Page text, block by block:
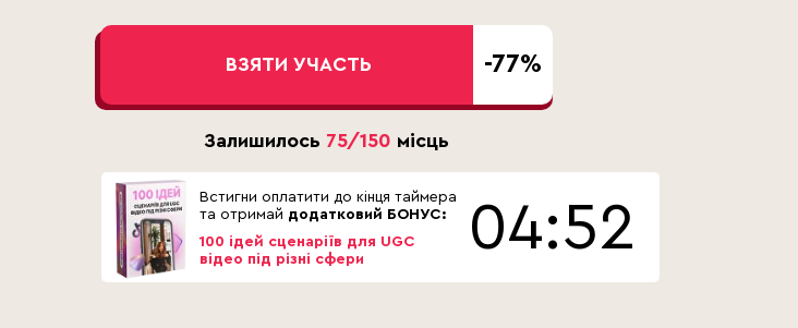
Залишилось 75/150 місць
04:50
100 ідей сценаріїв для UGC
відео під різні сфери
Встигни оплатити до кінця таймера
та отримай додатковий БОНУС:
ВЗЯТИ УЧАСТЬ -77%